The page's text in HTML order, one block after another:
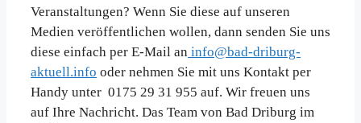
Veranstaltungen? Wenn Sie diese auf unseren
Medien veröffentlichen wollen, dann senden Sie uns
diese einfach per E-Mail an info@bad-driburg-
aktuell.info oder nehmen Sie mit uns Kontakt per
Handy unter 0175 29 31 955 auf. Wir freuen uns
auf Ihre Nachricht. Das Team von Bad Driburg im